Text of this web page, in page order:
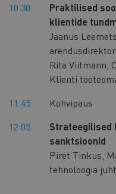
10.30
Praktilised
klientide
Jaanus
arendusdirektor
Rita Viitmann,
Klienti
11.45
Kohvipaus
12.05
Strateegilised
sanktsioonid
Piret Tinkus,
tehnoloogia